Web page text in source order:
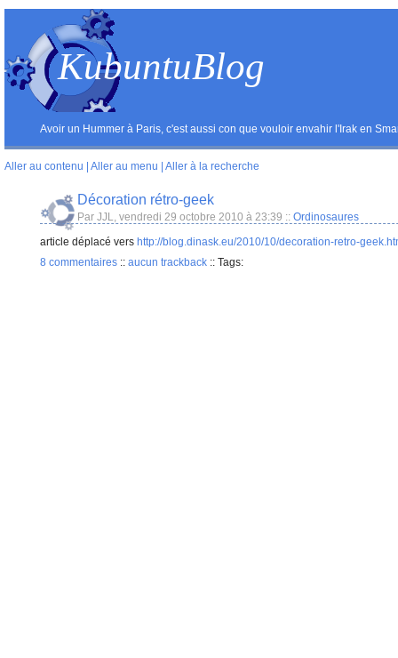
KubuntuBlog
Avoir un Hummer à Paris, c'est aussi con que vouloir envahir l'Irak en
Aller au contenu Aller au menu Aller à la recherche
Décoration rétro-geek
Par JJL, vendredi 29 octobre 2010 à 23:39 :: Ordinosaures
article déplacé vers http://blog.dinask.eu/2010/10/decoration-retro-
8 commentaires :: aucun trackback ::Tags: